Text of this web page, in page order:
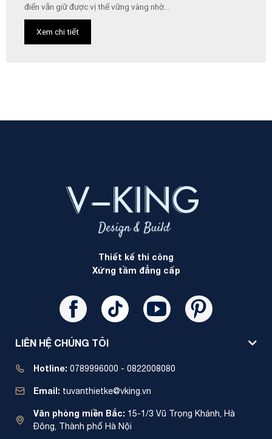
điển vẫn giữ được vị thế vững vàng nhờ...
Xem chi tiết
Thiết kế thi công
Xứng tầm đẳng cấp
LIÊN HỆ CHÚNG TÔI
Hotline: 0789996000 - 0822008080
Email: tuvanthietke@vking.vn
Văn phòng miền Bắc: 15-1/3 Vũ Trọng Khánh, Hà
Đông, Thành phố Hà Nội